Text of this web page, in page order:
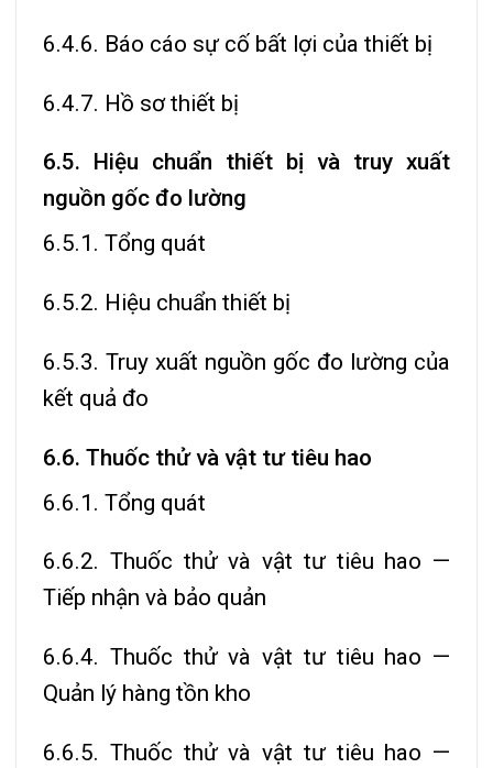
6.4.6. Báo cáo sự cố bất lợi của thiết bị
6.4.7. Hồ sơ thiết bị
6.5. Hiệu chuẩn thiết bị và truy xuất
nguồn gốc đo lường
6.5.1. Tổng quát
6.5.2. Hiệu chuẩn thiết bị
6.5.3. Truy xuất nguồn gốc đo lường của
kết quả đo
6.6. Thuốc thử và vật tư tiêu hao
6.6.1. Tổng quát
6.6.2. Thuốc thử và vật tư tiêu hao —
Tiếp nhận và bảo quản
6.6.4. Thuốc thử và vật tư tiêu hao —
Quản lý hàng tồn kho
6.6.5. Thuốc thử và vật tư tiêu hao —